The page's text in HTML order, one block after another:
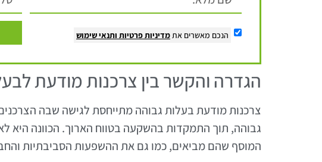
הנכם מאשרים אתמדיניות פרטיות ותנאי שימוש
הגדרה והקשר בין צרכנות מודעת
צרכנות מודעת בעלות גבוהה מתייחסת לגישה שבה
גבוהה, תוך התמקדות בהשקעה בטווח הארוך. הכוונה היא
המוסף שהם מביאים, כמו גם את ההשפעות הסביבתיות